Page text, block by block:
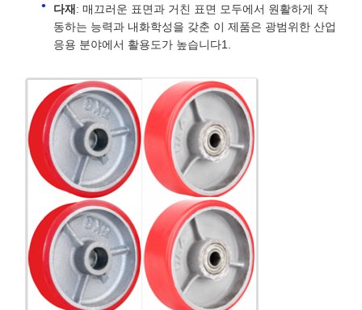
다재 : 매끄러운 표면과 거친 표면 모두에서 원활하게 작
동하는 능력과 내화학성을 갖춘 이 제품은 광범위한 산업
응용 분야에서 활용도가 높습니다1.